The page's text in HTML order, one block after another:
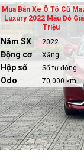
Mua Bán Xe Ô Tô Cũ
Luxury 2022 Màu Đỏ
Triệu
Năm SX 2022
Động cơ Xăng
Hộp số Số tự động
Odo 70,000 km